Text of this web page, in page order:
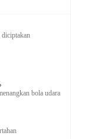
diciptakan
bola udara